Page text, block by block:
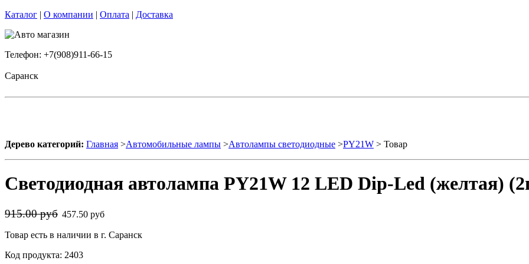
Каталог | О компании | Оплата | Доставка
Телефон: +7(908)911-66-15
Саранск
Дерево категорий: Главная >Автомобильные лампы >Автолампы светодиодные >PY21W > Товар
Светодиодная автолампа PY21W 12 LED Dip-Led (желтая)
915.00 руб 457.50 руб
Товар есть в наличии в г. Саранск
Код продукта: 2403